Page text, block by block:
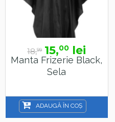
18,99 15,00 lei
Manta Frizerie Black,
Sela
ADAUGĂ ÎN COȘ